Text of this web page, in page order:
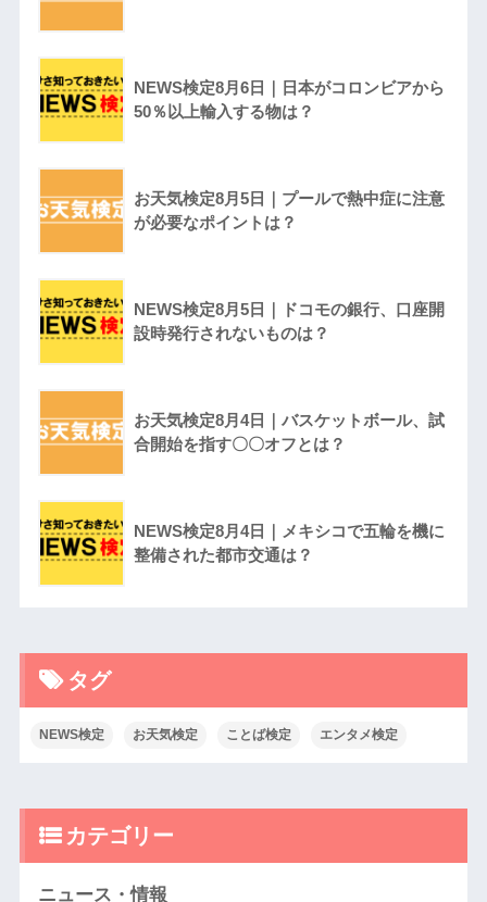
NEWS検定8月6日｜日本がコロンビアから
50％以上輸入する物は？
お天気検定8月5日｜プールで熱中症に注意
が必要なポイントは？
NEWS検定8月5日｜ドコモの銀行、口座開
設時発行されないものは？
お天気検定8月4日｜バスケットボール、試
合開始を指す〇〇オフとは？
NEWS検定8月4日｜メキシコで五輪を機に
整備された都市交通は？
タグ
NEWS検定 お天気検定 ことば検定 エンタメ検定
カテゴリー
ニュース・情報